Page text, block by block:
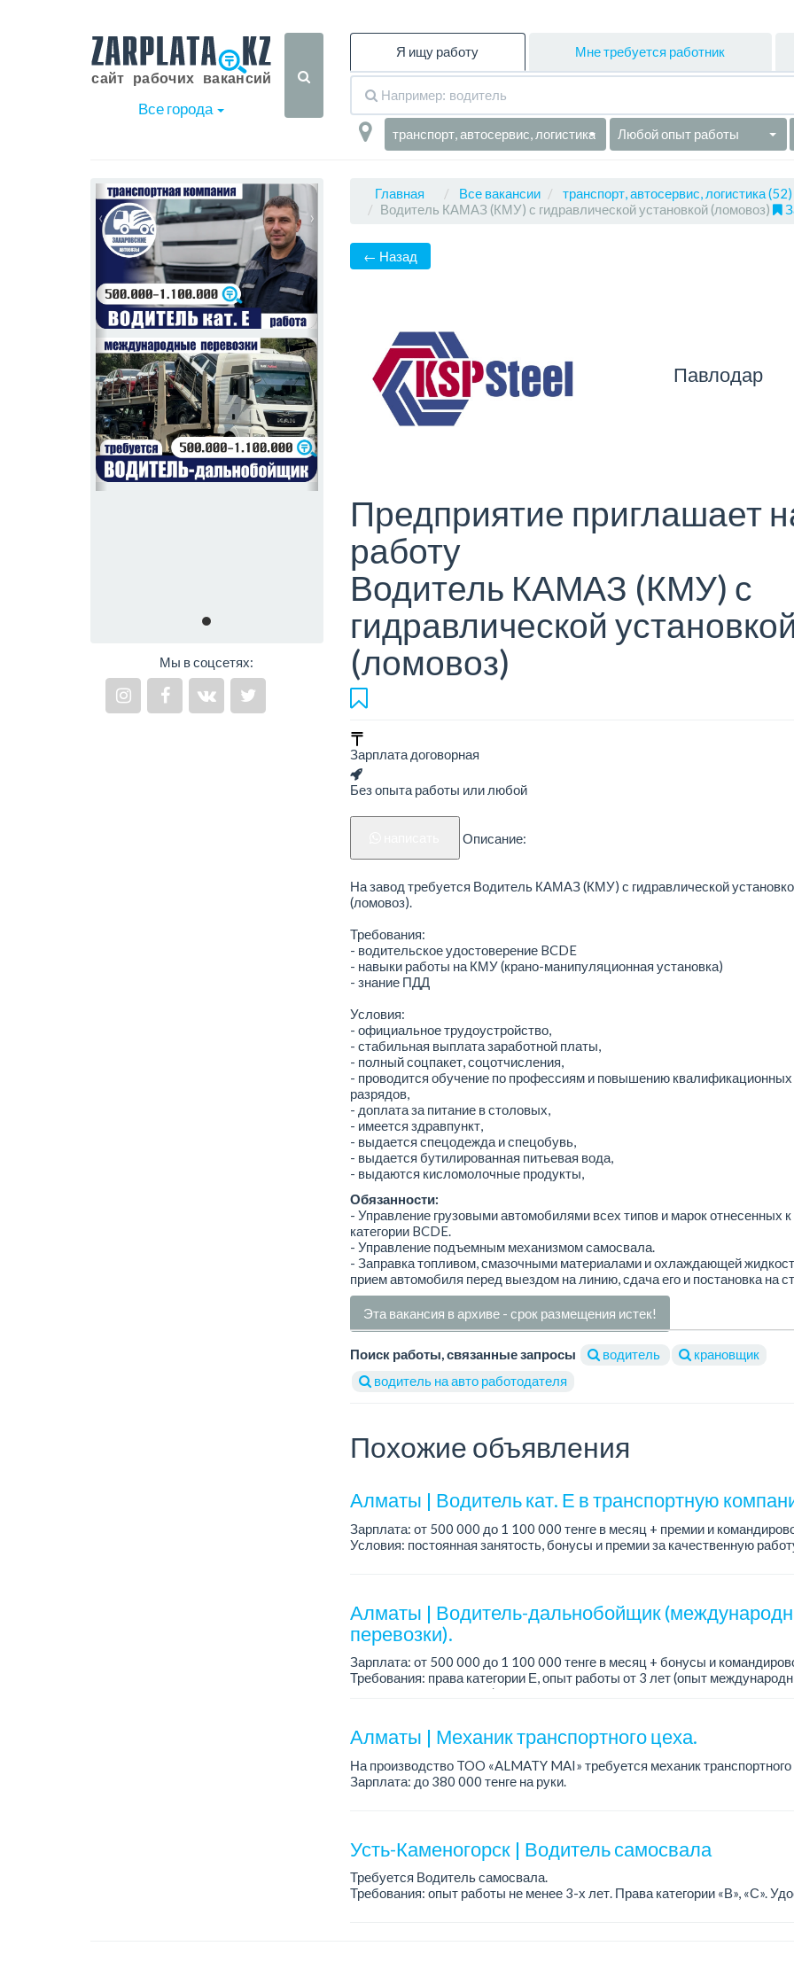
Все города
Я ищу работу Мне требуется работник
транспорт, автосервис, логистика Любой опыт работы
‹ ›
Мы в соцсетях:
Главная Все вакансии
транспорт, автосервис, логистика (52)
Водитель КАМАЗ (КМУ) с гидравлической установкой (ломовоз)
← Назад
Павлодар
Предприятие приглашает
работу
Водитель КАМАЗ (КМУ) с
гидравлической
(ломовоз)
Зарплата договорная
Без опыта работы или любой
Описание:
На завод требуется Водитель КАМАЗ (КМУ) с гидравлической
(ломовоз).
Требования:
- водительское удостоверение BCDE
- навыки работы на КМУ (крано-манипуляционная установка)
- знание ПДД
Условия:
- официальное трудоустройство,
- стабильная выплата заработной платы,
- полный соцпакет, соцотчисления,
- проводится обучение по профессиям и повышению квалификационных
разрядов,
- доплата за питание в столовых,
- имеется здравпункт,
- выдается спецодежда и спецобувь,
- выдается бутилированная питьевая вода,
- выдаются кисломолочные продукты,
Обязанности:
- Управление грузовыми автомобилями всех типов и марок отнесенных к
категории BCDE.
- Управление подъемным механизмом самосвала.
- Заправка топливом, смазочными материалами и охлаждающей
прием автомобиля перед выездом на линию, сдача его и постановка на
Эта вакансия в архиве - срок размещения истек!
Поиск работы, связанные запросы водитель
крановщик
водитель на авто работодателя
Похожие объявления
Алматы | Водитель кат. Е в транспортную
Зарплата: от 500 000 до 1 100 000 тенге в месяц + премии и
Условия: постоянная занятость, бонусы и премии за качественную
Алматы | Водитель-дальнобойщик
перевозки).
Зарплата: от 500 000 до 1 100 000 тенге в месяц + бонусы и
Требования: права категории Е, опыт работы от 3 лет (опыт
плюс, но не обязателен), ответстве...
Алматы | Механик транспортного цеха.
На производство TOO «ALMATY MAI» требуется механик транспортного
Зарплата: до 380 000 тенге на руки.
Усть-Каменогорск | Водитель самосвала
Требуется Водитель самосвала.
Требования: опыт работы не менее 3-х лет. Права категории «В», «С».